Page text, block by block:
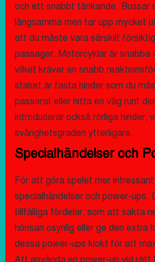
och ett snabbt tänkande. Bussar
långsamma men tar upp mycket
att du måste vara särskilt
passager. Motorcyklar är
vilket kräver en snabb
staket är fasta hinder som du
passerat eller hitta en väg runt
introducerar också rörliga hinder,
svårighetsgraden ytterligare.
Specialhändelser och
För att göra spelet mer
specialhändelser och power-ups.
tillfälliga fördelar, som att sakta
hönsan osynlig eller ge den extra
dessa power-ups klokt för att
Att använda en power-up vid rätt